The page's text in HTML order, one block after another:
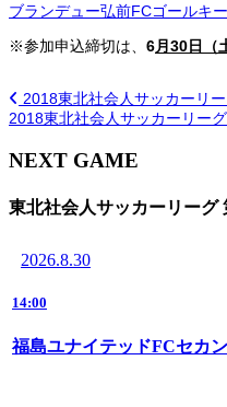
ブランデュー弘前FCゴールキ
※参加申込締切は、 6月30日（
2018東北社会人サッカーリ
2018東北社会人サッカーリー
NEXT GAME
東北社会人サッカーリーグ
2026.8.30
14:00
福島ユナイテッドFCセカ